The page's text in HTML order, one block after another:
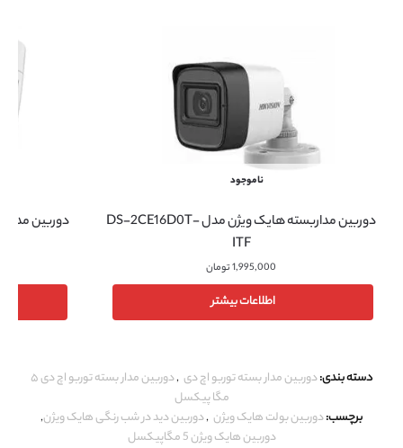
ناموجود
دوربین مداربسته هایک ویژن مدل DS-2CE16D0T-
ITF
1,995,000تومان
اطلاعات بیشتر
دسته بندی:دوربین مدار بسته توربو اچ دی ,
دوربین مدار بسته توربو اچ دی ۵
مگا پیکسل
برچسب:دوربین بولت هایک ویژن ,دوربین دید در شب رنگی هایک ویژن,
دوربین هایک ویژن 5 مگاپیکسل